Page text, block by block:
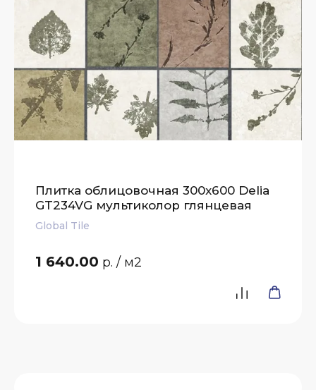
Плитка облицовочная 300x600 Delia
GT234VG мультиколор глянцевая
Global Tile
1 640.00 р. / м2